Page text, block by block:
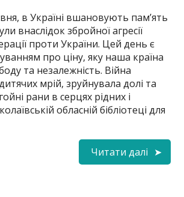
в Україні вшановують пам’ять
внаслідок збройної агресії
проти України. Цей день є
про ціну, яку наша країна
та незалежність. Війна
мрій, зруйнувала долі та
рани в серцях рідних і
обласній бібліотеці для
Читати далі